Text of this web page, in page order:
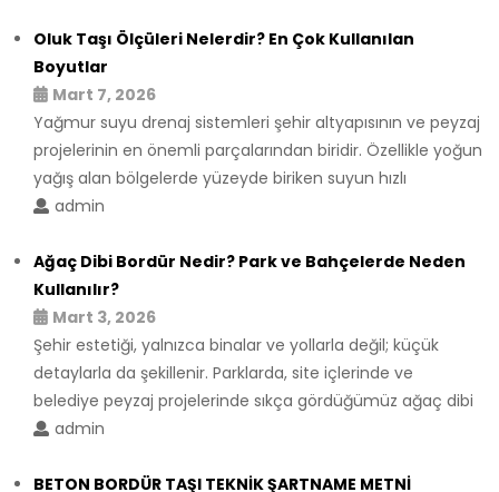
Oluk Taşı Ölçüleri Nelerdir? En Çok Kullanılan
Boyutlar
Mart 7, 2026
Yağmur suyu drenaj sistemleri şehir altyapısının ve peyzaj
projelerinin en önemli parçalarından biridir. Özellikle yoğun
yağış alan bölgelerde yüzeyde biriken suyun hızlı
admin
Ağaç Dibi Bordür Nedir? Park ve Bahçelerde Neden
Kullanılır?
Mart 3, 2026
Şehir estetiği, yalnızca binalar ve yollarla değil; küçük
detaylarla da şekillenir. Parklarda, site içlerinde ve
belediye peyzaj projelerinde sıkça gördüğümüz ağaç dibi
admin
BETON BORDÜR TAŞI TEKNİK ŞARTNAME METNİ